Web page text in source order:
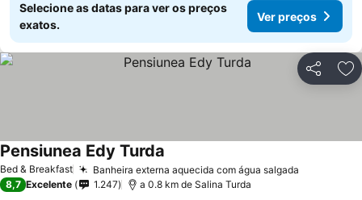
Selecione as datas para ver os preços
exatos.
Ver preços
Partilhar
Bed & Breakfast Banheira externa aquecida com água salgada
Pensiunea Edy Turda
8,7 Excelente 1.247 a 0.8 km de Salina Turda